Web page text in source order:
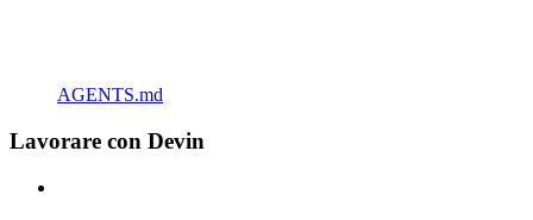
AGENTS.md
Lavorare con Devin